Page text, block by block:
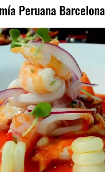
Peruana Barcelona